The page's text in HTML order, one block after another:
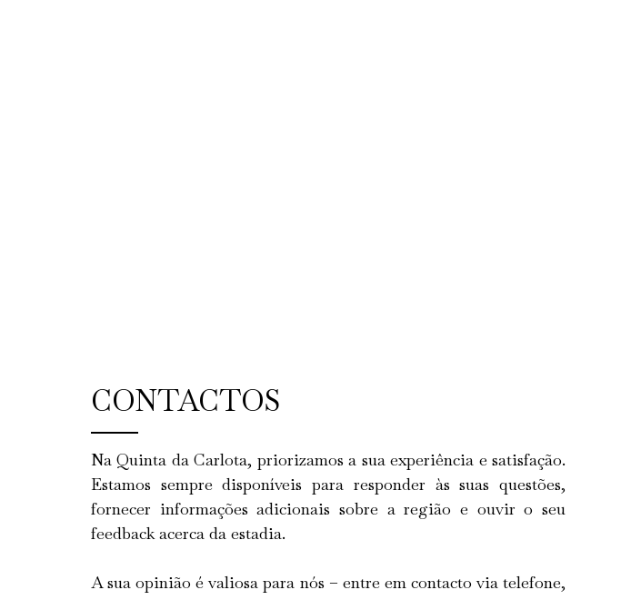
CONTACTOS
Na Quinta da Carlota, priorizamos a sua experiência e satisfação.
Estamos sempre disponíveis para responder às suas questões,
fornecer informações adicionais sobre a região e ouvir o seu
feedback acerca da estadia.
A sua opinião é valiosa para nós – entre em contacto via telefone,